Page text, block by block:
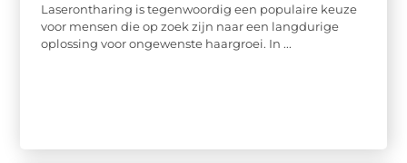
Laserontharing is tegenwoordig een populaire keuze
voor mensen die op zoek zijn naar een langdurige
oplossing voor ongewenste haargroei. In ...